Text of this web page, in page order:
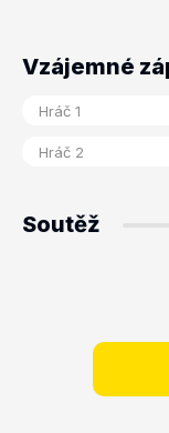
Vzájemné
Soutěž